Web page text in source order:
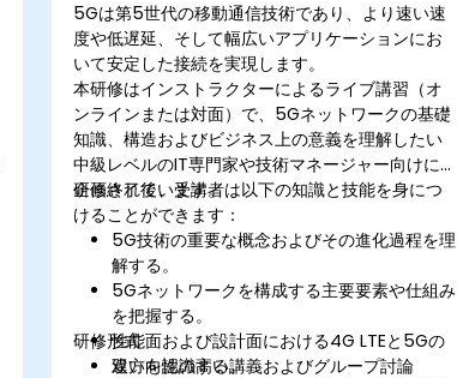
5Gは第5世代の移動通信技術であり、より速い速
度や低遅延、そして幅広いアプリケーションにお
いて安定した接続を実現します。
本研修はインストラクターによるライブ講習（オ
ンラインまたは対面）で、5Gネットワークの基礎
知識、構造およびビジネス上の意義を理解したい
中級レベルのIT専門家や技術マネージャー向けに
企画されています。
研修終了後、受講者は以下の知識と技能を身につ
けることができます：
5G技術の重要な概念およびその進化過程を理
解する。
5Gネットワークを構成する主要要素や仕組み
を把握する。
性能面および設計面における4G LTEと5Gの
違いを認識する。
研修形式
双方向性の高い講義およびグループ討論